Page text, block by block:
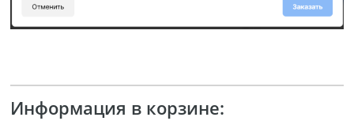
Информация в корзине: